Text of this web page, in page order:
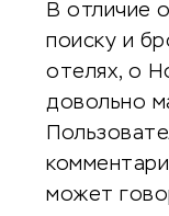
В отличие
поиску и
отелях, о
довольно
может